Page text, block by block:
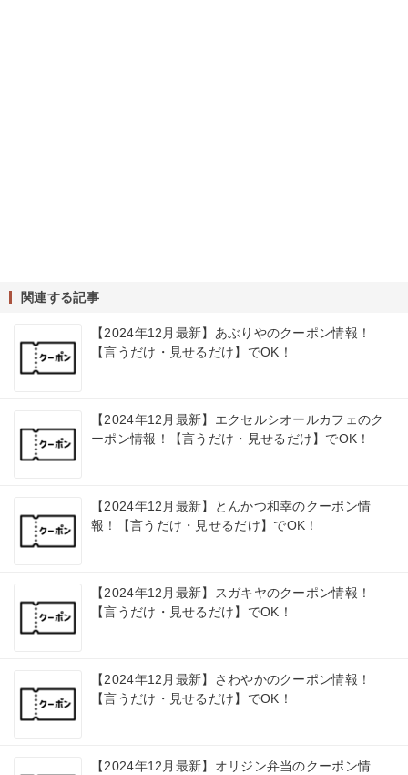
関連する記事
【2024年12月最新】あぶりやのクーポン情報！
【言うだけ・見せるだけ】でOK！
【2024年12月最新】エクセルシオールカフェのク
ーポン情報！【言うだけ・見せるだけ】でOK！
【2024年12月最新】とんかつ和幸のクーポン情
報！【言うだけ・見せるだけ】でOK！
【2024年12月最新】スガキヤのクーポン情報！
【言うだけ・見せるだけ】でOK！
【2024年12月最新】さわやかのクーポン情報！
【言うだけ・見せるだけ】でOK！
【2024年12月最新】オリジン弁当のクーポン情